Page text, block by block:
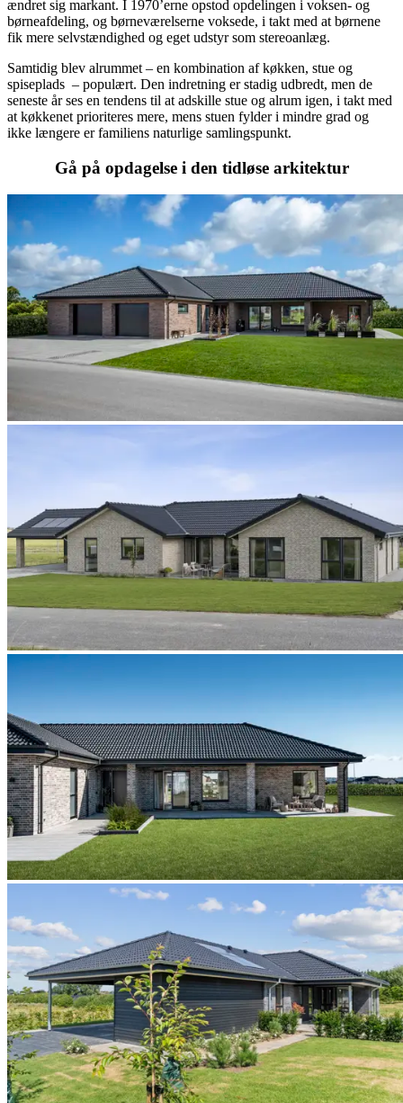
ændret sig markant. I 1970’erne opstod opdelingen i voksen- og
børneafdeling, og børneværelserne voksede, i takt med at børnene
fik mere selvstændighed og eget udstyr som stereoanlæg.
Samtidig blev alrummet – en kombination af køkken, stue og
spiseplads – populært. Den indretning er stadig udbredt, men de
seneste år ses en tendens til at adskille stue og alrum igen, i takt med
at køkkenet prioriteres mere, mens stuen fylder i mindre grad og
ikke længere er familiens naturlige samlingspunkt.
Gå på opdagelse i den tidløse arkitektur